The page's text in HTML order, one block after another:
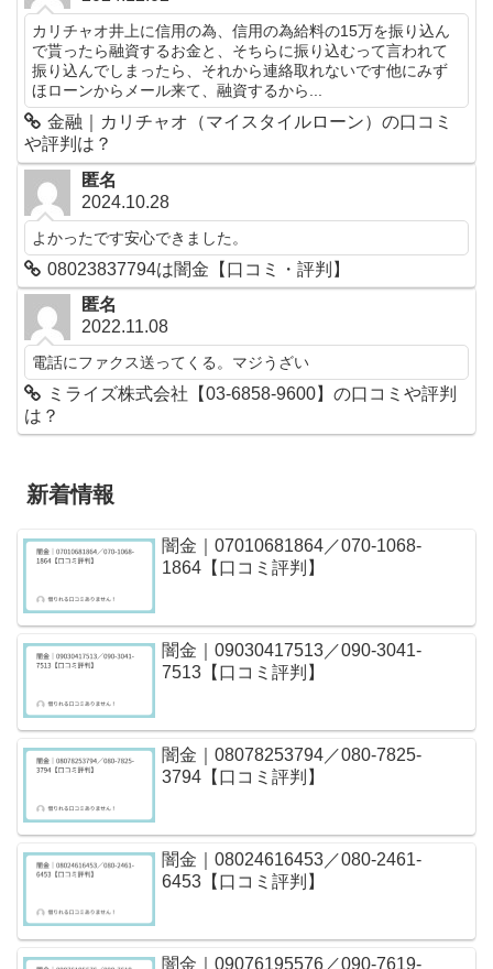
カリチャオ井上に信用の為、信用の為給料の15万を振り込ん
で貰ったら融資するお金と、そちらに振り込むって言われて
振り込んでしまったら、それから連絡取れないです他にみず
ほローンからメール来て、融資するから...
金融｜カリチャオ（マイスタイルローン）の口コミ
や評判は？
匿名
2024.10.28
よかったです安心できました。
08023837794は闇金【口コミ・評判】
匿名
2022.11.08
電話にファクス送ってくる。マジうざい
ミライズ株式会社【03-6858-9600】の口コミや評判
は？
新着情報
闇金｜07010681864／070-1068-
1864【口コミ評判】
闇金｜09030417513／090-3041-
7513【口コミ評判】
闇金｜08078253794／080-7825-
3794【口コミ評判】
闇金｜08024616453／080-2461-
6453【口コミ評判】
闇金｜09076195576／090-7619-